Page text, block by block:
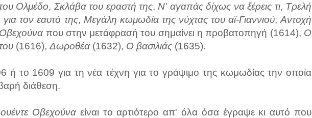
Ολμέδο, Σκλάβα του εραστή της, Ν' αγαπάς δίχως να ξέρεις τι, Τρελή
τον εαυτό της, Μεγάλη κωμωδία της νύχτας του αϊ-Γιαννιού,Αντοχή
που στην μετάφρασή του σημαίνει η προβατοπηγή (1614), Ο
(1616), Δωροθέα (1632), Ο βασιλιάς (1635).
ή το 1609 για τη νέα τέχνη για το γράψιμο της κωμωδίας την οποία
διάθεση.
Οβεχούνα είναι το αρτιότερο απ' όλα όσα έγραψε κι αυτό που